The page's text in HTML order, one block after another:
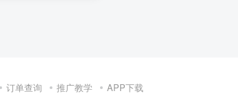
订单查询 推广教学 APP下载